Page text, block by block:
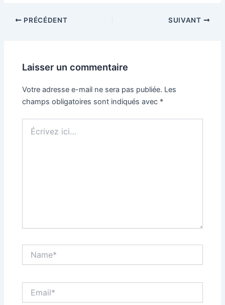
PRÉCÉDENT SUIVANT
Laisser un commentaire
Votre adresse e-mail ne sera pas publiée. Les
champs obligatoires sont indiqués avec *
ici…